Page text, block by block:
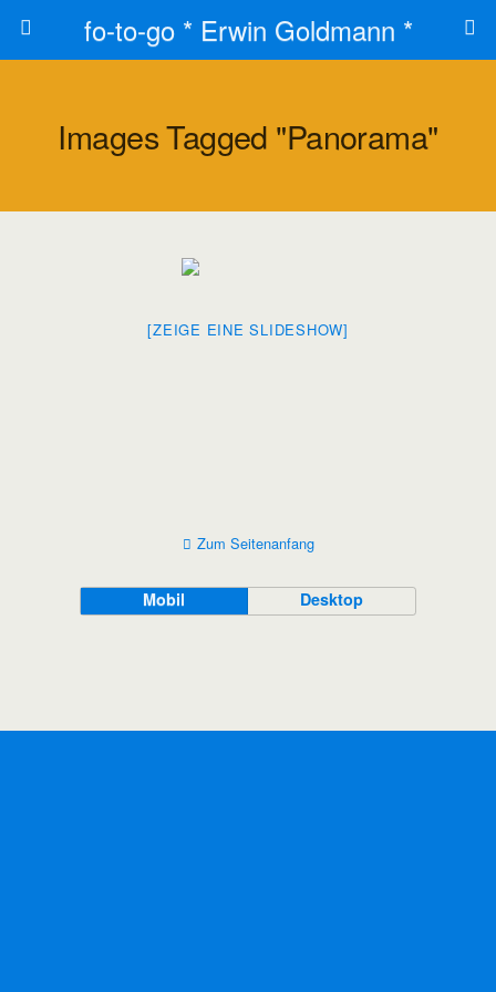
fo-to-go * Erwin Goldmann *
Images Tagged "panorama"
[ZEIGE EINE SLIDESHOW]
Zum Seitenanfang
Mobil Desktop